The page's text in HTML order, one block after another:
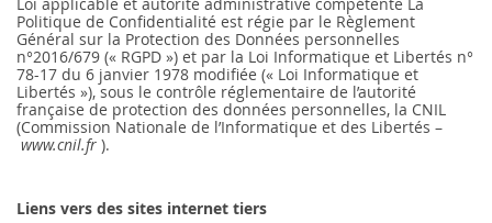
Politique de Confidentialité est régie par le Règlement
Général sur la Protection des Données personnelles
n°2016/679 (« RGPD ») et par la Loi Informatique et Libertés n°
78-17 du 6 janvier 1978 modifiée (« Loi Informatique et
Libertés »), sous le contrôle réglementaire de l’autorité
française de protection des données personnelles, la CNIL
(Commission Nationale de l’Informatique et des Libertés –
www.cnil.fr ).
Liens vers des sites internet tiers